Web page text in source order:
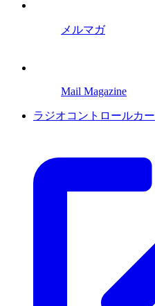
メルマガ
Mail Magazine
ラジオコントロールカー